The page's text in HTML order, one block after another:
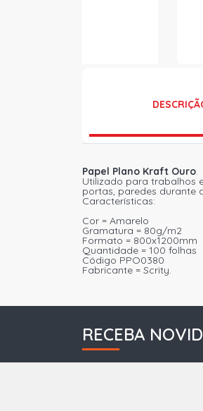
Papel Plano Kraft Ouro.
Utilizado para trabalhos
portas, paredes durante
Características:
Cor = Amarelo
Gramatura = 80g/m2
Formato = 800x1200mm
Quantidade = 100 folhas
Código PPO0380
Fabricante = Scrity.
RECEBA